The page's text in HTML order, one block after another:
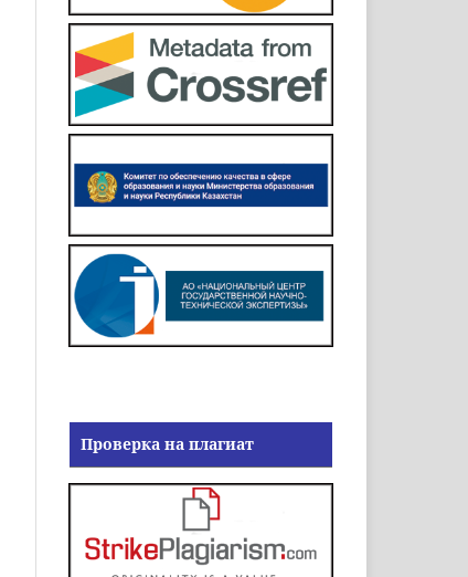
Проверка на плагиат